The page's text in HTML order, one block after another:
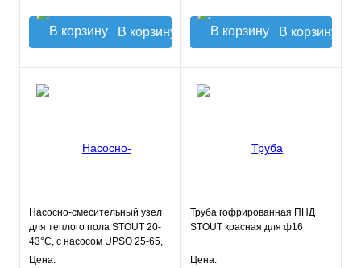
В корзину В корзину
Насосно-смесительный узел
для теплого пола STOUT 20-
43°C, с насосом UPSO 25-65,
130 mm
Цена:
Труба гофрированная ПНД
STOUT красная для ф16
Цена: